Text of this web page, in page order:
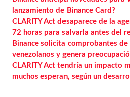
lanzamiento de Binance Card?
CLARITY Act desaparece de la
72 horas para salvarla antes del
Binance solicita comprobantes de
venezolanos y genera
CLARITY Act tendría un impacto
muchos esperan, según un